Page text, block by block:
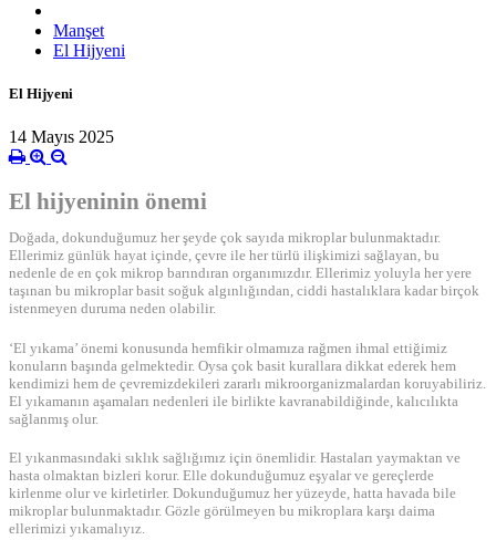
Manşet
El Hijyeni
El Hijyeni
14 Mayıs 2025
El hijyeninin önemi
Doğada, dokunduğumuz her şeyde çok sayıda mikroplar bulunmaktadır.
Ellerimiz günlük hayat içinde, çevre ile her türlü ilişkimizi sağlayan, bu
nedenle de en çok mikrop barındıran organımızdır. Ellerimiz yoluyla her yere
taşınan bu mikroplar basit soğuk algınlığından, ciddi hastalıklara kadar birçok
istenmeyen duruma neden olabilir.
‘El yıkama’ önemi konusunda hemfikir olmamıza rağmen ihmal ettiğimiz
konuların başında gelmektedir. Oysa çok basit kurallara dikkat ederek hem
kendimizi hem de çevremizdekileri zararlı mikroorganizmalardan koruyabiliriz.
El yıkamanın aşamaları nedenleri ile birlikte kavranabildiğinde, kalıcılıkta
sağlanmış olur.
El yıkanmasındaki sıklık sağlığımız için önemlidir. Hastaları yaymaktan ve
hasta olmaktan bizleri korur. Elle dokunduğumuz eşyalar ve gereçlerde
kirlenme olur ve kirletirler. Dokunduğumuz her yüzeyde, hatta havada bile
mikroplar bulunmaktadır. Gözle görülmeyen bu mikroplara karşı daima
ellerimizi yıkamalıyız.